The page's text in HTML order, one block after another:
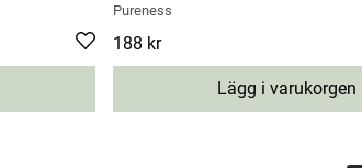
Pureness
Pris :188 kr
188 kr
Lägg i varukorgen